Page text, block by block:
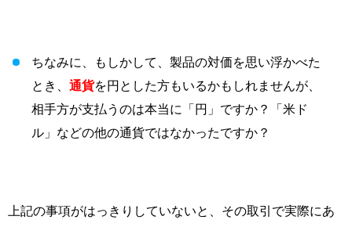
ちなみに、もしかして、製品の対価を思い浮かべた
とき、 通貨を円とした方もいるかもしれませんが、
相手方が支払うのは本当に「円」ですか？「米ド
ル」などの他の通貨ではなかったですか？
上記の事項がはっきりしていないと、その取引で実際にあ